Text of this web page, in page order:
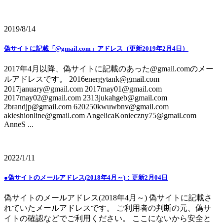
2019/8/14
偽サイトに記載「@gmail.com」アドレス（更新2019年2月4日）
2017年4月以降、偽サイトに記載のあった@gmail.comのメー
ルアドレスです。 2016energytank@gmail.com
2017january@gmail.com 2017may01@gmail.com
2017may02@gmail.com 2313jukahgeb@gmail.com
2brandjp@gmail.com 620250kwuwbnv@gmail.com
akieshionline@gmail.com AngelicaKonieczny75@gmail.com
AnneS ...
2022/1/11
●偽サイトのメールアドレス(2018年4月～)：更新2月04日
偽サイトのメールアドレス(2018年4月～) 偽サイトに記載さ
れていたメールアドレスです。 ご利用者の判断の元、偽サ
イトの確認などでご利用ください。 ここにないから安全と